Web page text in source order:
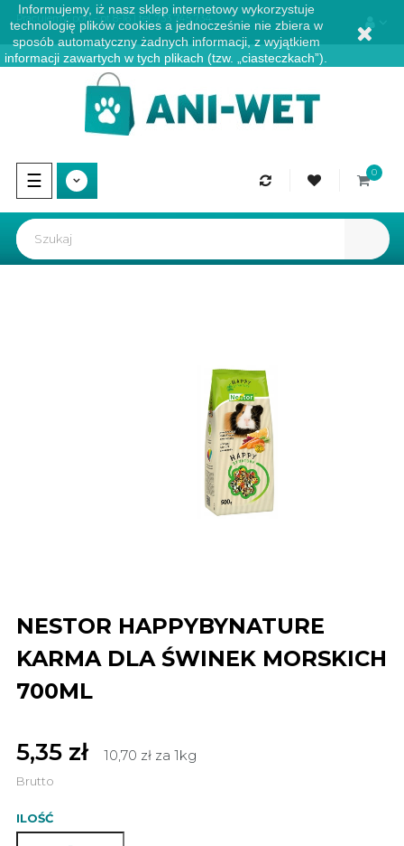
Pracujemy: pon - pt 8-16 | tel. 733 745 734
Przełącz
nawigację
☰ 0
NESTOR HAPPYBYNATURE
KARMA DLA ŚWINEK MORSKICH
700ML
5,35 zł 10,70 zł za 1kg
Brutto
ILOŚĆ
Informujemy, iż nasz sklep internetowy wykorzystuje
technologię plików cookies a jednocześnie nie zbiera w
sposób automatyczny żadnych informacji, z wyjątkiem
informacji zawartych w tych plikach (tzw. „ciasteczkach”).